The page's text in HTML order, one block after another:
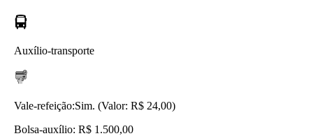
Auxílio-transporte
Vale-refeição:Sim. (Valor: R$ 24,00)
Bolsa-auxílio: R$ 1.500,00